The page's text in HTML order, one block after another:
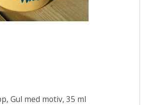
Gul med motiv, 35 ml